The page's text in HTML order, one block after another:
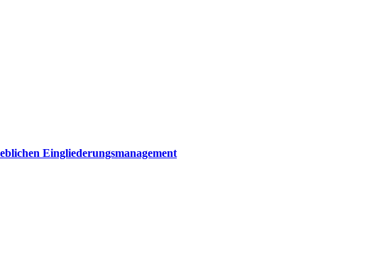
Eingliederungsmanagement